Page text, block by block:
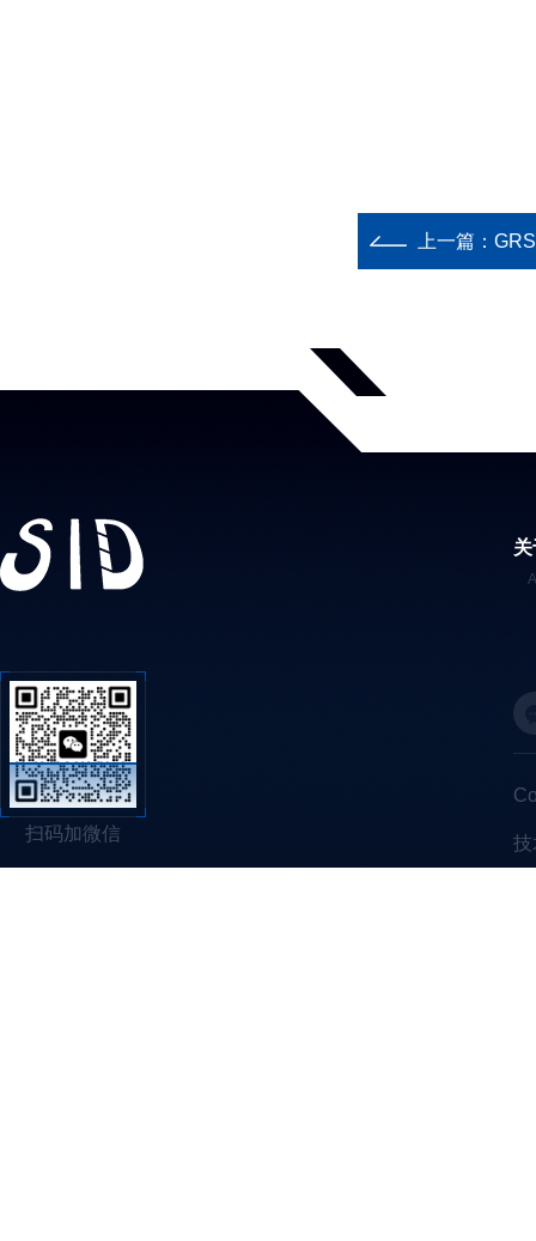
上一篇：
扫码加微信 技